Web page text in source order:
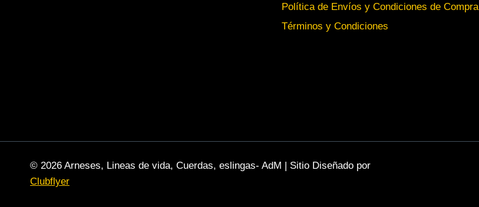
Política de Envíos y Condiciones de Compra
Términos y Condiciones
© 2026 Arneses, Lineas de vida, Cuerdas, eslingas- AdM | Sitio Diseñado por
Clubflyer